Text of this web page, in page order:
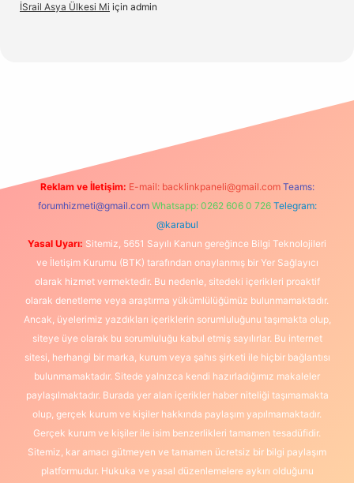
İSrail Asya Ülkesi Mi için admin
Reklam ve İletişim: E-mail: backlinkpaneli@gmail.com Teams:
forumhizmeti@gmail.com Whatsapp: 0262 606 0 726 Telegram:
@karabul
Yasal Uyarı: Sitemiz, 5651 Sayılı Kanun gereğince Bilgi Teknolojileri
ve İletişim Kurumu (BTK) tarafından onaylanmış bir Yer Sağlayıcı
olarak hizmet vermektedir. Bu nedenle, sitedeki içerikleri proaktif
olarak denetleme veya araştırma yükümlülüğümüz bulunmamaktadır.
Ancak, üyelerimiz yazdıkları içeriklerin sorumluluğunu taşımakta olup,
siteye üye olarak bu sorumluluğu kabul etmiş sayılırlar. Bu internet
sitesi, herhangi bir marka, kurum veya şahıs şirketi ile hiçbir bağlantısı
bulunmamaktadır. Sitede yalnızca kendi hazırladığımız makaleler
paylaşılmaktadır. Burada yer alan içerikler haber niteliği taşımamakta
olup, gerçek kurum ve kişiler hakkında paylaşım yapılmamaktadır.
Gerçek kurum ve kişiler ile isim benzerlikleri tamamen tesadüfidir.
Sitemiz, kar amacı gütmeyen ve tamamen ücretsiz bir bilgi paylaşım
platformudur. Hukuka ve yasal düzenlemelere aykırı olduğunu